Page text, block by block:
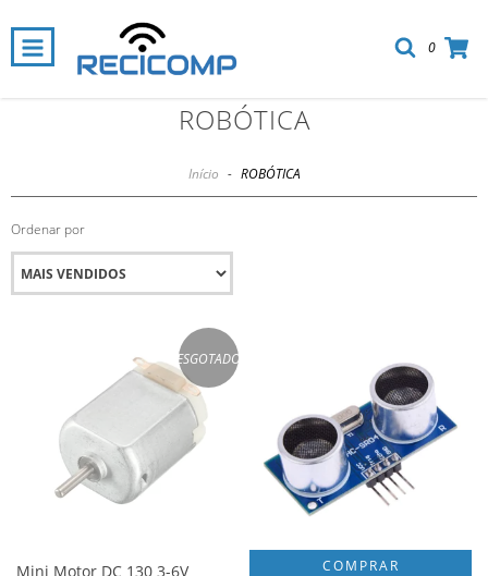
0
ROBÓTICA
Início - ROBÓTICA
Ordenar por
ESGOTADO
Mini Motor DC 130 3-6V